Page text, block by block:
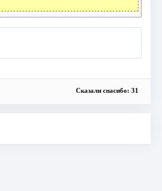
Сказали спасибо: 31